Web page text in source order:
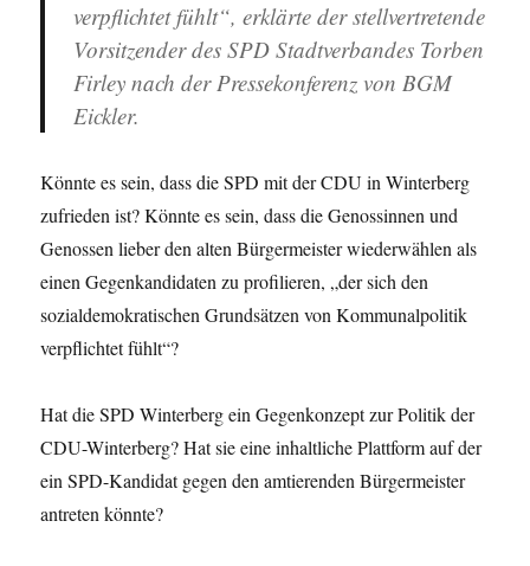
verpflichtet fühlt“, erklärte der stellvertretende
Vorsitzender des SPD Stadtverbandes Torben
Firley nach der Pressekonferenz von BGM
Eickler.
Könnte es sein, dass die SPD mit der CDU in Winterberg
zufrieden ist? Könnte es sein, dass die Genossinnen und
Genossen lieber den alten Bürgermeister wiederwählen als
einen Gegenkandidaten zu profilieren, „der sich den
sozialdemokratischen Grundsätzen von Kommunalpolitik
verpflichtet fühlt“?
Hat die SPD Winterberg ein Gegenkonzept zur Politik der
CDU-Winterberg? Hat sie eine inhaltliche Plattform auf der
ein SPD-Kandidat gegen den amtierenden Bürgermeister
antreten könnte?